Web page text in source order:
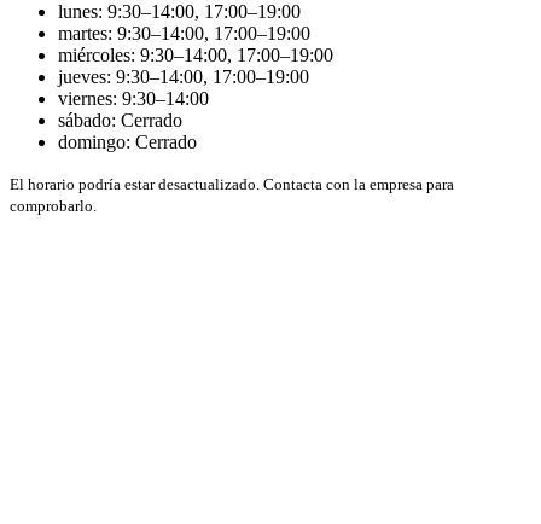
lunes: 9:30–14:00, 17:00–19:00
martes: 9:30–14:00, 17:00–19:00
miércoles: 9:30–14:00, 17:00–19:00
jueves: 9:30–14:00, 17:00–19:00
viernes: 9:30–14:00
sábado: Cerrado
domingo: Cerrado
El horario podría estar desactualizado. Contacta con la empresa para
comprobarlo.